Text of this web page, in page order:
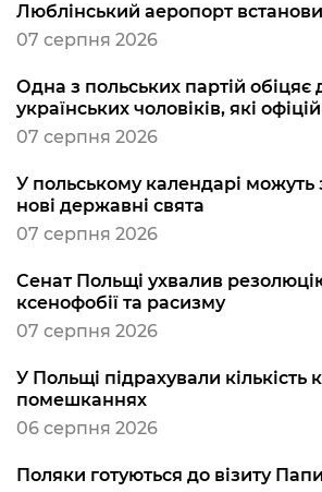
Люблінський аеропорт
07 серпня 2026
Одна з польських партій обіцяє
українських чоловіків, які
07 серпня 2026
У польському календарі можуть
нові державні свята
07 серпня 2026
Сенат Польщі ухвалив
ксенофобії та расизму
07 серпня 2026
У Польщі підрахували кількість
помешканнях
06 серпня 2026
Поляки готуються до візиту Папи